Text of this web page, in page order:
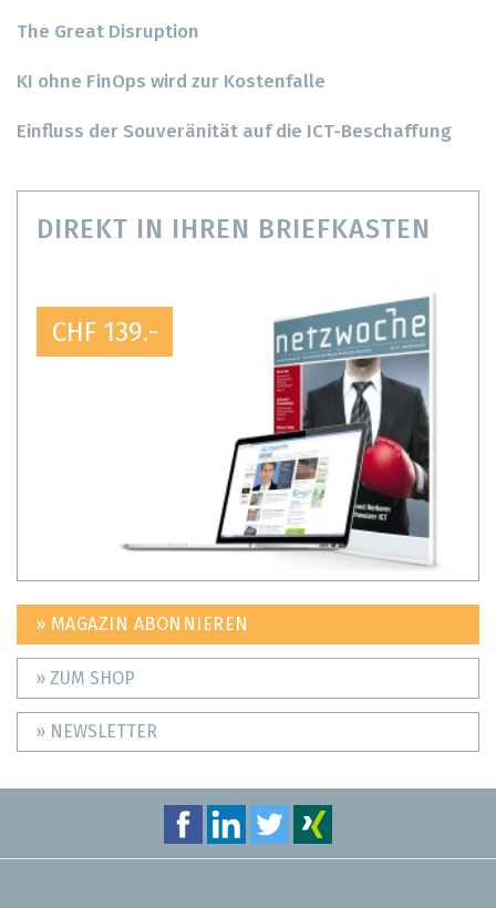
The Great Disruption
KI ohne FinOps wird zur Kostenfalle
Einfluss der Souveränität auf die ICT-Beschaffung
DIREKT IN IHREN BRIEFKASTEN
CHF 139.-
» MAGAZIN ABONNIEREN
» ZUM SHOP
» NEWSLETTER